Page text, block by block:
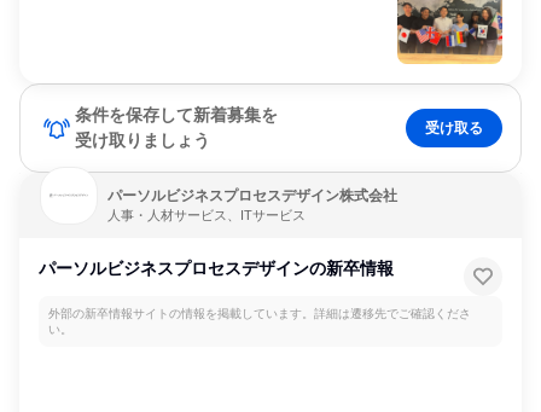
条件を保存して新着募集を
受け取りましょう
受け取る
パーソルビジネスプロセスデザイン株式会社
人事・人材サービス、ITサービス
パーソルビジネスプロセスデザインの新卒情報
外部の新卒情報サイトの情報を掲載しています。詳細は遷移先でご確認くださ
い。